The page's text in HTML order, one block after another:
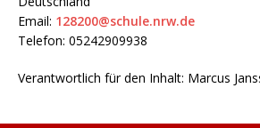
Email: 128200@schule.nrw.de
Telefon: 05242909938
Verantwortlich für den Inhalt: Marcus